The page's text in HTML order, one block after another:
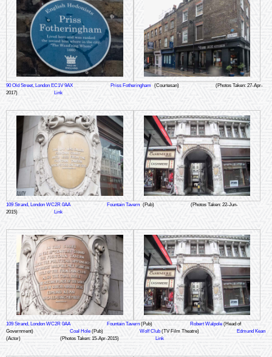
90 Old Street, London EC1V 9AX Priss Fotheringham (Courtesan)
(Photos Taken: 27-Apr-
2017)
Link
109 Strand, London WC2R 0AA Fountain Tavern (Pub)
(Photos Taken: 22-Jun-
2015)
Link
109 Strand, London WC2R 0AA Fountain Tavern (Pub) Robert Walpole (Head of
Government)
Coal Hole (Pub) Wolf Club (TV Film Theatre)
Edmund Kean
(Actor)
(Photos Taken: 15-Apr-2015) Link